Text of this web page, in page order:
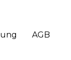
AGB